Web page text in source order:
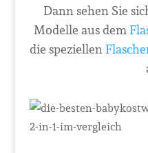
Dann sehen Sie
Modelle aus dem
die speziellen